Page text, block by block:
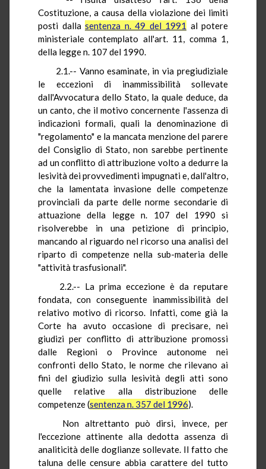
Costituzione, a causa della violazione dei limiti
posti dalla sentenza n. 49 del 1991 al potere
ministeriale contemplato all'art. 11, comma 1,
della legge n. 107 del 1990.
2.1.-- Vanno esaminate, in via pregiudiziale
le eccezioni di inammissibilità sollevate
dall'Avvocatura dello Stato, la quale deduce, da
un canto, che il motivo concernente l'assenza di
indicazioni formali, quali la denominazione di
"regolamento" e la mancata menzione del parere
del Consiglio di Stato, non sarebbe pertinente
ad un conflitto di attribuzione volto a dedurre la
lesività dei provvedimenti impugnati e, dall'altro,
che la lamentata invasione delle competenze
provinciali da parte delle norme secondarie di
attuazione della legge n. 107 del 1990 si
risolverebbe in una petizione di principio,
mancando al riguardo nel ricorso una analisi del
riparto di competenze nella sub-materia delle
"attività trasfusionali".
2.2.-- La prima eccezione è da reputare
fondata, con conseguente inammissibilità del
relativo motivo di ricorso. Infatti, come già la
Corte ha avuto occasione di precisare, nei
giudizi per conflitto di attribuzione promossi
dalle Regioni o Province autonome nei
confronti dello Stato, le norme che rilevano ai
fini del giudizio sulla lesività degli atti sono
quelle relative alla distribuzione delle
competenze (sentenza n. 357 del 1996).
Non altrettanto può dirsi, invece, per
l'eccezione attinente alla dedotta assenza di
analiticità delle doglianze sollevate. Il fatto che
taluna delle censure abbia carattere del tutto